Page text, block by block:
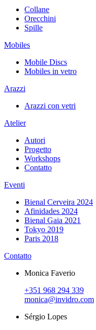
Collane
Orecchini
Spille
Mobiles
Mobile Discs
Mobiles in vetro
Arazzi
Arazzi con vetri
Atelier
Autori
Progetto
Workshops
Contatto
Eventi
Bienal Cerveira 2024
Afinidades 2024
Bienal Gaia 2021
Tokyo 2019
Paris 2018
Contatto
Monica Faverio
+351 968 294 339
monica@invidro.com
Sérgio Lopes